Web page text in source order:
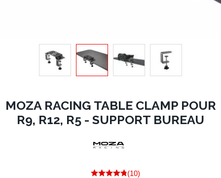
MOZA RACING TABLE CLAMP POUR
R9, R12, R5 - SUPPORT BUREAU
(10)